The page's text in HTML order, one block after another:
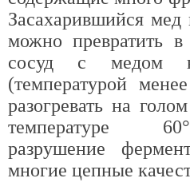
Засахарившийся
можно превратить
сосуд с медом
(температурой
разогревать на
температуре
разрушение
многие цепные